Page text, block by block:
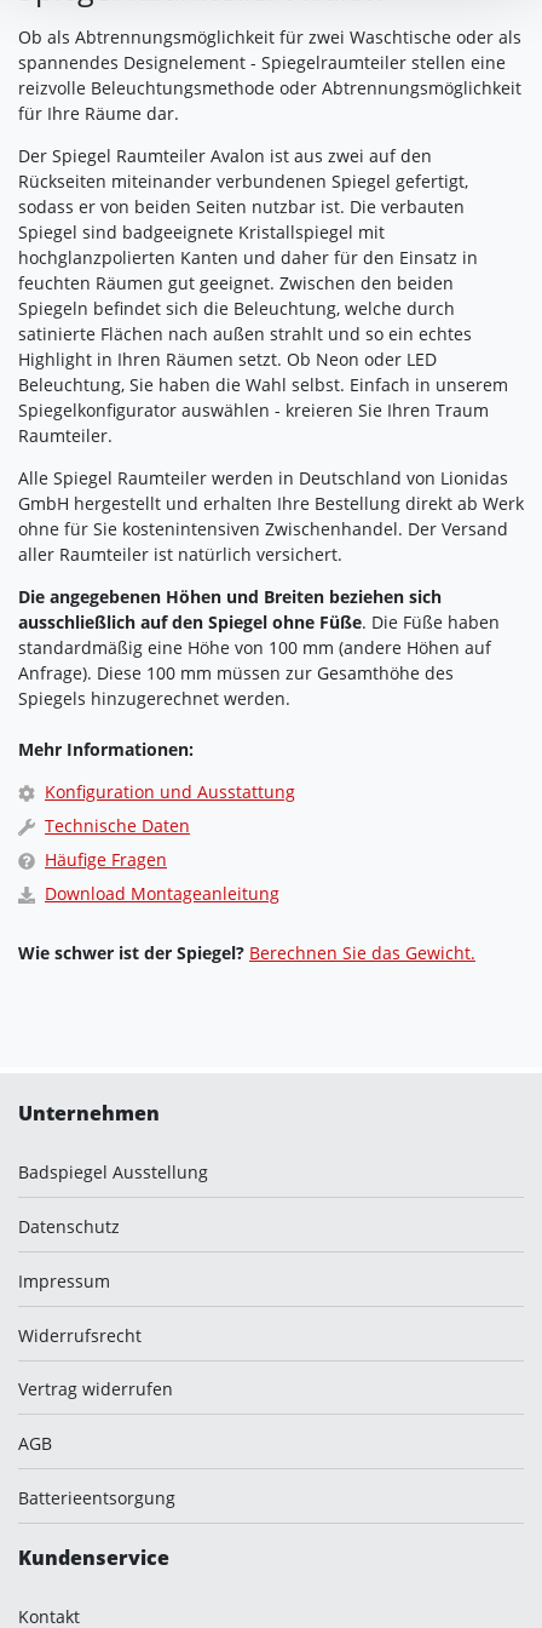
Impressum|Datenschutz
Ob als Abtrennungsmöglichkeit für zwei Waschtische oder als
spannendes Designelement - Spiegelraumteiler stellen eine
reizvolle Beleuchtungsmethode oder Abtrennungsmöglichkeit
für Ihre Räume dar.
Der Spiegel Raumteiler Avalon ist aus zwei auf den
Rückseiten miteinander verbundenen Spiegel gefertigt,
sodass er von beiden Seiten nutzbar ist. Die verbauten
Spiegel sind badgeeignete Kristallspiegel mit
hochglanzpolierten Kanten und daher für den Einsatz in
feuchten Räumen gut geeignet. Zwischen den beiden
Spiegeln befindet sich die Beleuchtung, welche durch
satinierte Flächen nach außen strahlt und so ein echtes
Highlight in Ihren Räumen setzt. Ob Neon oder LED
Beleuchtung, Sie haben die Wahl selbst. Einfach in unserem
Spiegelkonfigurator auswählen - kreieren Sie Ihren Traum
Raumteiler.
Alle Spiegel Raumteiler werden in Deutschland von Lionidas
GmbH hergestellt und erhalten Ihre Bestellung direkt ab Werk
ohne für Sie kostenintensiven Zwischenhandel. Der Versand
aller Raumteiler ist natürlich versichert.
Die angegebenen Höhen und Breiten beziehen sich
ausschließlich auf den Spiegel ohne Füße. Die Füße haben
standardmäßig eine Höhe von 100 mm (andere Höhen auf
Anfrage). Diese 100 mm müssen zur Gesamthöhe des
Spiegels hinzugerechnet werden.
Mehr Informationen:
Konfiguration und Ausstattung
Technische Daten
Häufige Fragen
Download Montageanleitung
Wie schwer ist der Spiegel? Berechnen Sie das Gewicht.
Unternehmen
Badspiegel Ausstellung
Datenschutz
Impressum
Widerrufsrecht
Vertrag widerrufen
AGB
Batterieentsorgung
Kundenservice
Kontakt